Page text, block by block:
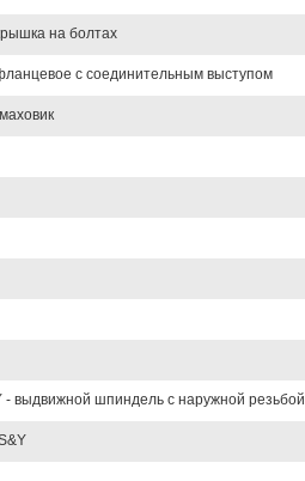
на болтах
с соединительным выступом
- выдвижной шпиндель с наружной резьбой